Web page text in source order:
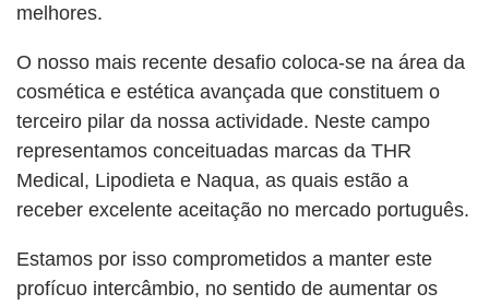
melhores.
O nosso mais recente desafio coloca-se na área da
cosmética e estética avançada que constituem o
terceiro pilar da nossa actividade. Neste campo
representamos conceituadas marcas da THR
Medical, Lipodieta e Naqua, as quais estão a
receber excelente aceitação no mercado português.
Estamos por isso comprometidos a manter este
profícuo intercâmbio, no sentido de aumentar os